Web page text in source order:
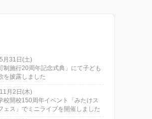
月31日(土)
制施行20周年記念式典」にて子ども
を披露しました
月2日(木)
校開校150周年イベント「みたけス
ェス」でミニライブを開催しました